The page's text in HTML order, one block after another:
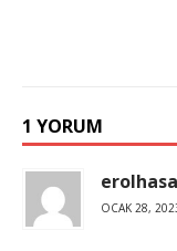
1 YORUM
OCAK 28,